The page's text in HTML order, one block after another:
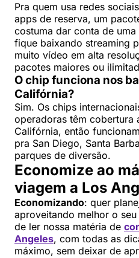
Pra quem usa redes
apps de reserva, um
costuma dar conta de
fique baixando streaming
muito vídeo em alta
pacotes maiores ou
O chip funciona nos
Califórnia?
Sim. Os chips
operadoras têm cobertura
Califórnia, então
pra San Diego, Santa
parques de diversão.
Economize ao
viagem a Los
Economizando: quer
aproveitando melhor o
de ler nossa matéria de
Angeles, com todas as
máximo, sem deixar de